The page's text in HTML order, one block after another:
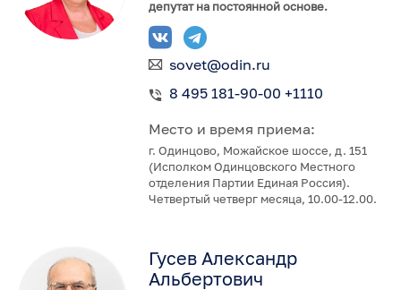
депутат на постоянной основе.
sovet@odin.ru
8 495 181-90-00 +1110
Место и время приема:
г. Одинцово, Можайское шоссе, д. 151
(Исполком Одинцовского Местного
отделения Партии Единая Россия).
Четвертый четверг месяца, 10.00-12.00.
Гусев Александр
Альбертович